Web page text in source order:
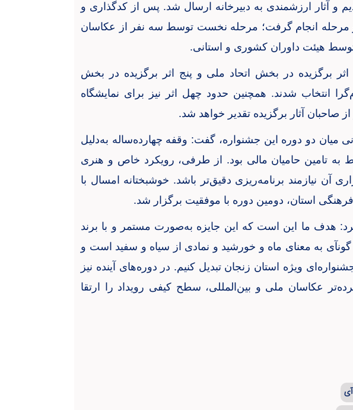
و آثار ارزشمندی به دبیرخانه ارسال شد. پس از کدگذاری و
مرحله انجام گرفت؛ مرحله نخست توسط سه نفر از عکاسان
توسط هیئت داوران کشوری و استانی.
اثر برگزیده در بخش اتحاد ملی و پنج اثر برگزیده در بخش
انتخاب شدند. همچنین حدود چهل اثر نیز برای نمایشگاه
صاحبان آثار برگزیده تقدیر خواهد شد.
میان دو دوره این جشنواره، گفت: وقفه چهارده‌ساله به‌دلیل
به تامین حامیان مالی بود. از طرفی، رویکرد خاص و هنری
آن نیازمند برنامه‌ریزی دقیق‌تر باشد. خوشبختانه امسال با
استان، دومین دوره با موفقیت برگزار شد.
هدف ما این است که این جایزه به‌صورت مستمر و با برند
گونآی به معنای ماه و خورشید و نمادی از سیاه و سفید است و
ویژه استان زنجان تبدیل کنیم. در دوره‌های آینده نیز
عکاسان ملی و بین‌المللی، سطح کیفی رویداد را ارتقا